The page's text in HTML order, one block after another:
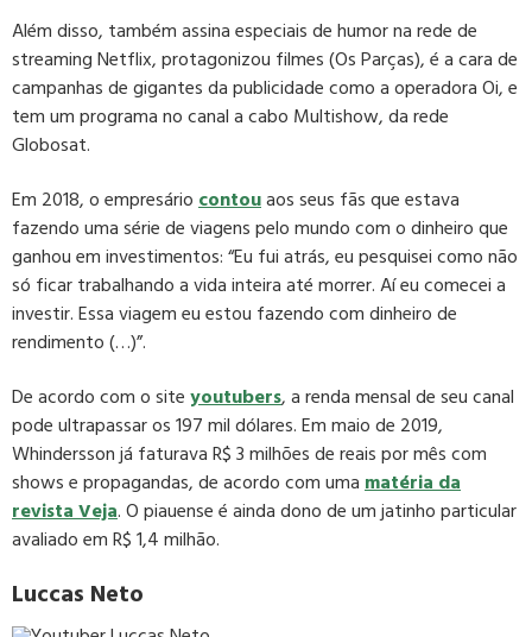
Além disso, também assina especiais de humor na rede de
streaming Netflix, protagonizou filmes (Os Parças), é a cara de
campanhas de gigantes da publicidade como a operadora Oi, e
tem um programa no canal a cabo Multishow, da rede
Globosat.
Em 2018, o empresáriocontouaos seus fãs que estava
fazendo uma série de viagens pelo mundo com o dinheiro que
ganhou em investimentos: “Eu fui atrás, eu pesquisei como não
só ficar trabalhando a vida inteira até morrer. Aí eu comecei a
investir. Essa viagem eu estou fazendo com dinheiro de
rendimento (…)”.
De acordo com o siteyoutubers, a renda mensal de seu canal
pode ultrapassar os 197 mil dólares. Em maio de 2019,
Whindersson já faturava R$ 3 milhões de reais por mês com
shows e propagandas, de acordo com umamatéria da
revista Veja. O piauense é ainda dono de um jatinho particular
avaliado em R$ 1,4 milhão.
Luccas Neto